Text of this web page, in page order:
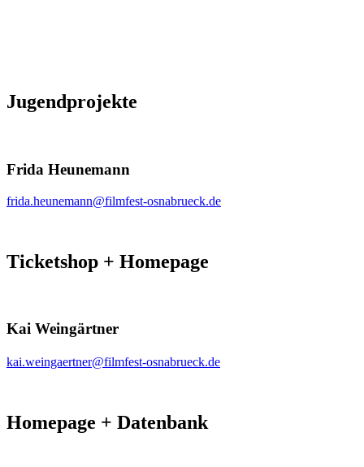
Jugendprojekte
Frida Heunemann
frida.heunemann@filmfest-osnabrueck.de
Ticketshop + Homepage
Kai Weingärtner
kai.weingaertner@filmfest-osnabrueck.de
Homepage + Datenbank